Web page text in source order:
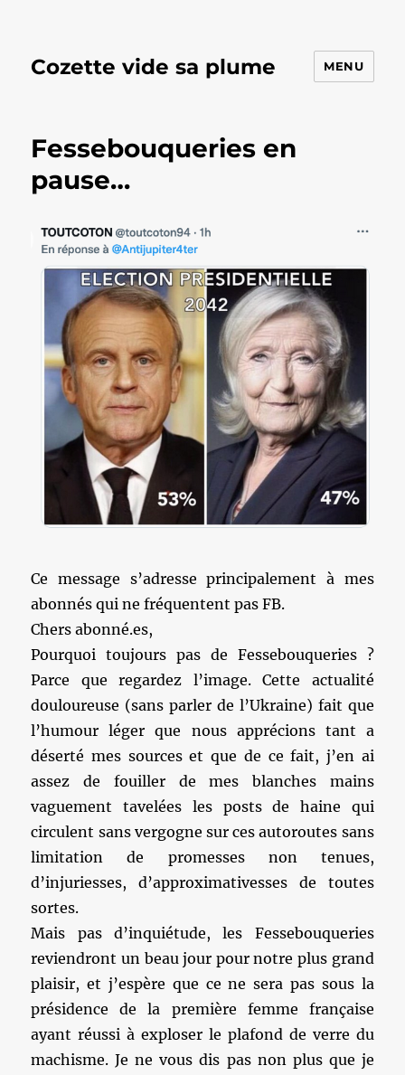
Cozette vide sa plume MENU
Fessebouqueries en
pause…
Ce message s’adresse principalement à mes
abonnés qui ne fréquentent pas FB.
Chers abonné.es,
Pourquoi toujours pas de Fessebouqueries ?
Parce que regardez l’image. Cette actualité
douloureuse (sans parler de l’Ukraine) fait que
l’humour léger que nous apprécions tant a
déserté mes sources et que de ce fait, j’en ai
assez de fouiller de mes blanches mains
vaguement tavelées les posts de haine qui
circulent sans vergogne sur ces autoroutes sans
limitation de promesses non tenues,
d’injuriesses, d’approximativesses de toutes
sortes.
Mais pas d’inquiétude, les Fessebouqueries
reviendront un beau jour pour notre plus grand
plaisir, et j’espère que ce ne sera pas sous la
présidence de la première femme française
ayant réussi à exploser le plafond de verre du
machisme. Je ne vous dis pas non plus que je